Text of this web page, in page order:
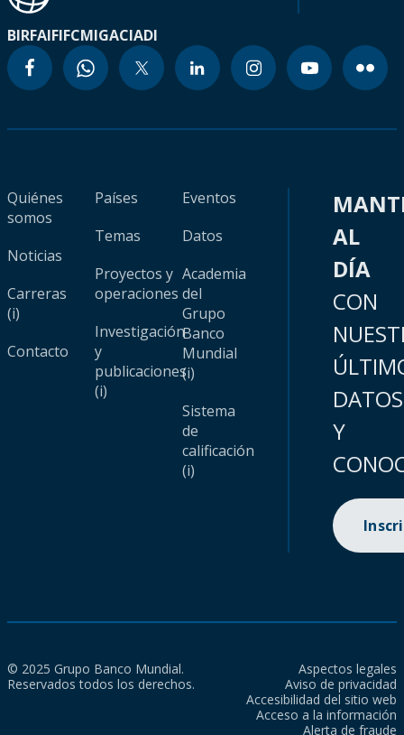
BIRFAIFIFCMIGACIADI
Quiénes
somos
Noticias
Carreras
(i)
Contacto
Países
Temas
Proyectos y
operaciones
Investigación
y
publicaciones
(i)
Eventos
Datos
Academia
del
Grupo
Banco
Mundial
(i)
Sistema
de
calificación
(i)
AL
DÍA
CON
DATOS
Y
© 2025 Grupo Banco Mundial.
Reservados todos los derechos.
Aspectos legales
Aviso de privacidad
Accesibilidad del sitio web
Acceso a la información
Alerta de fraude